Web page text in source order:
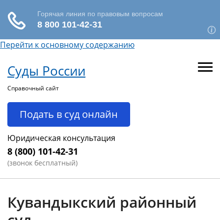
Перейти к основному содержанию
Суды России
Справочный сайт
Подать в суд онлайн
Юридическая консультация
8 (800) 101-42-31
(звонок бесплатный)
Кувандыкский районный